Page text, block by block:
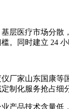
层医疗市场分
。同时建立 24
厂家山东国康等
制化服务抢占细
产品技术含量